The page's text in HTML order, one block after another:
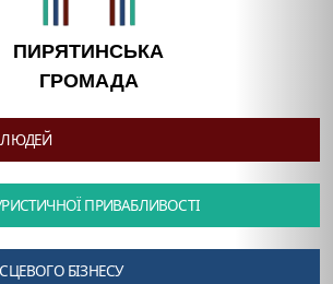
ПИРЯТИНСЬКА
ГРОМАДА
ЛЮДЕЙ
ПРИВАБЛИВОСТІ
БІЗНЕСУ